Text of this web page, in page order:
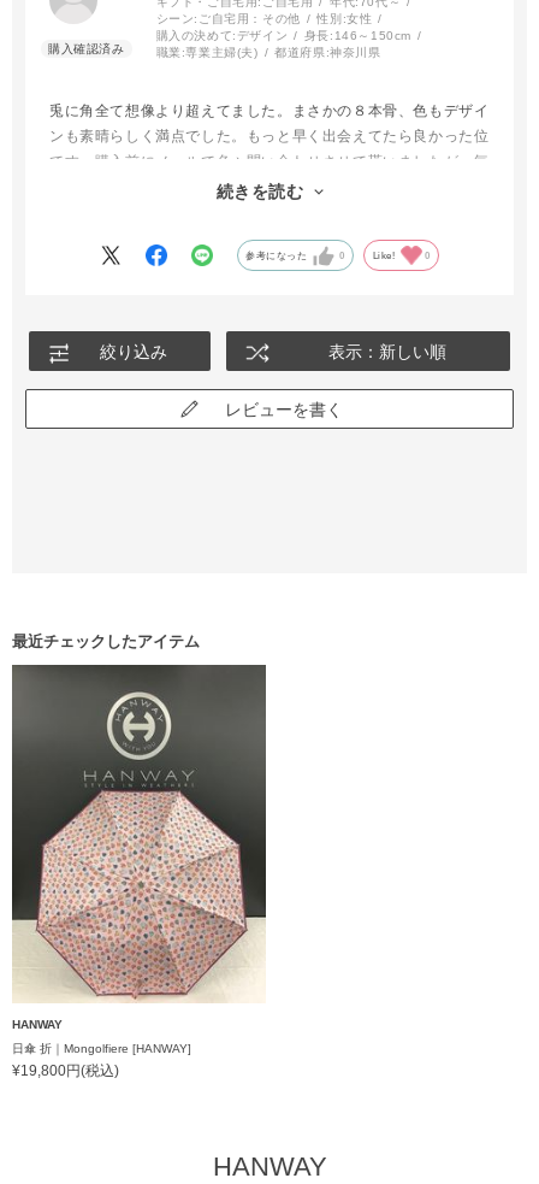
シーン: ご自宅用：その他 性別:女性
購入の決めて: デザイン 身長: 146～150cm
職業:専業主婦(夫) 都道府県:神奈川県
兎に角全て想像より超えてました。まさかの８本骨、色もデザイ
ンも素晴らしく満点でした。もっと早く出会えてたら良かった位
です。購入前にメールで色々問い合わせさせて貰いましたが、毎
回い丁寧に対応して下さり感謝しております。秋冬用も考えたい
続きを読む
参考になった 0 Like! 0
絞り込み 表示：新しい順
レビューを書く
最近チェックしたアイテム
HANWAY
日傘 折｜Mongolfiere [HANWAY]
¥19,800円(税込)
HANWAY